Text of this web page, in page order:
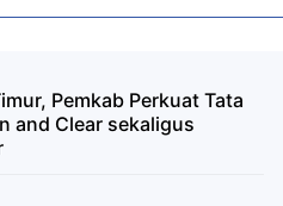
Pemkab Perkuat Tata
and Clear sekaligus